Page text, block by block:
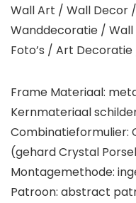
Wall Art / Wall Decor
Wanddecoratie /
Foto’s / Art
Frame Materiaal:
Kernmateriaal
Combinatieformulier:
(gehard Crystal
Montagemethode:
Patroon: abstract